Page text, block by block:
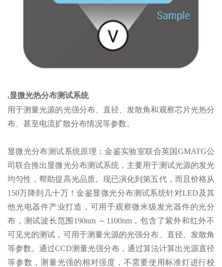
.显微光热分布测试系统
用于测量光源的光强分布、直径、发散角和观察芯片光热分
布、甚至电流扩散分布情况等参数。
显微光分布测试系统原理：金鉴实验室联合英国GMATG公
司联合推出显微光分布测试系统，主要用于测试光源的发光
均匀性，帮助提高光品质。现已演化到第五代，而且价格从
150万降到几十万！金鉴显微光分布测试系统针对LED及其
他光电器件产业打造，可用于观察微米级发光器件的光分
布，测试波长范围190nm ～1100nm，包含了紫外和红外不
可见光的测试，可用于测量光源的光强分布、直径、发散角
等参数。通过CCD测量光强分布，通过算法计算出光源直径
等参数，测量光强的相对强度，不需要使用标准灯进行校